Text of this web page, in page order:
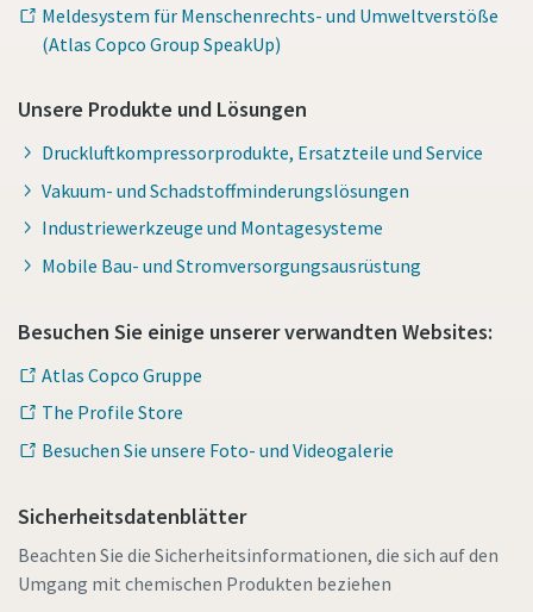
Meldesystem für Menschenrechts- und Umweltverstöße
(Atlas Copco Group SpeakUp)
Unsere Produkte und Lösungen
Druckluftkompressorprodukte, Ersatzteile und Service
Vakuum- und Schadstoffminderungslösungen
Industriewerkzeuge und Montagesysteme
Mobile Bau- und Stromversorgungsausrüstung
Besuchen Sie einige unserer verwandten Websites:
Atlas Copco Gruppe
The Profile Store
Besuchen Sie unsere Foto- und Videogalerie
Sicherheitsdatenblätter
Beachten Sie die Sicherheitsinformationen, die sich auf den
Umgang mit chemischen Produkten beziehen